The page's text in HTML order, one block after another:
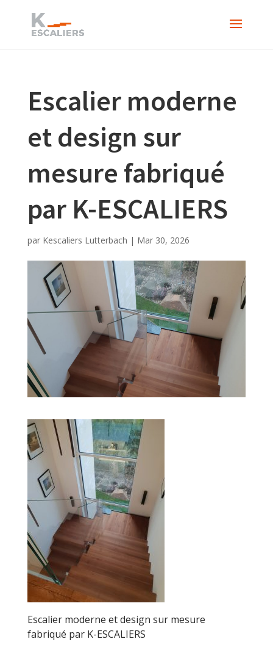
Escalier moderne
et design sur
mesure fabriqué
par K-ESCALIERS
par Kescaliers Lutterbach | Mar 30, 2026
Escalier moderne et design sur mesure
fabriqué par K-ESCALIERS